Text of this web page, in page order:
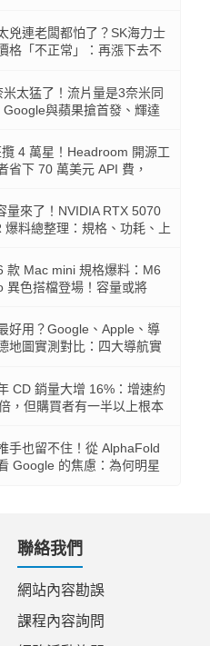
兇連老闆都怕了？SK海力士
格「不正常」：再漲下去不
米太猛了！流片量是3奈米同
Google與蘋果搶首發、輝達
4 萬星！Headroom 開源工
省下 70 萬美元 API 費，
量來了！NVIDIA RTX 5070
爆料總整理：規格、功耗、上
款 Mac mini 規格爆料：M6
異色搭檔登場！容量或將
好用？Google、Apple、導
地圖實測對比：四大導航實
CD 銷量大增 16%：增速約
，但購買者有一半以上根本
手也留不住！從 AlphaFold
Google 的焦慮：為何明星
聯絡我們
網站內容勘誤
課程內容詢問